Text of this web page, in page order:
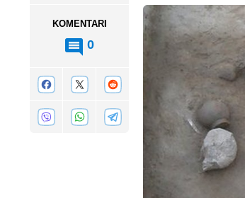
KOMENTARI
0